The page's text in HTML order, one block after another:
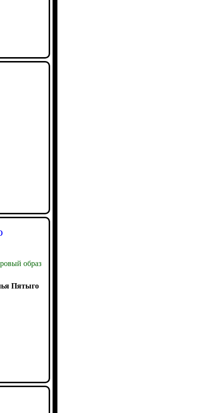
образ
Пятыго